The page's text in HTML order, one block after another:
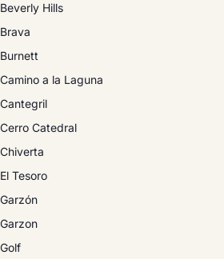
Beverly Hills
Brava
Burnett
Camino a la Laguna
Cantegril
Cerro Catedral
Chiverta
El Tesoro
Garzón
Garzon
Golf